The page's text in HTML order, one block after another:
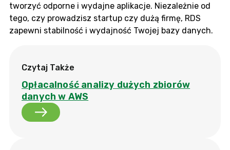
tworzyć odporne i wydajne aplikacje. Niezależnie od
tego, czy prowadzisz startup czy dużą firmę, RDS
zapewni stabilność i wydajność Twojej bazy danych.
Czytaj Także
Opłacalność analizy dużych zbiorów
danych w AWS